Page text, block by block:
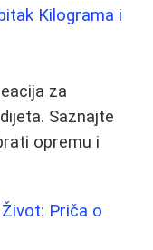
Kilograma i
za
Saznajte
opremu i
Priča o